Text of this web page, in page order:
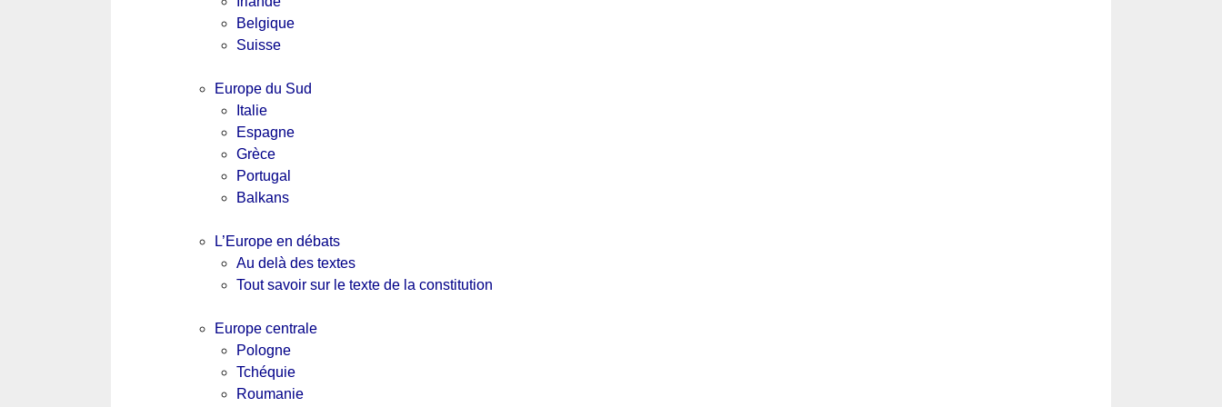
Belgique
Suisse
Europe du Sud
Italie
Espagne
Grèce
Portugal
Balkans
L’Europe en débats
Au delà des textes
Tout savoir sur le texte de la constitution
Europe centrale
Pologne
Tchéquie
Roumanie